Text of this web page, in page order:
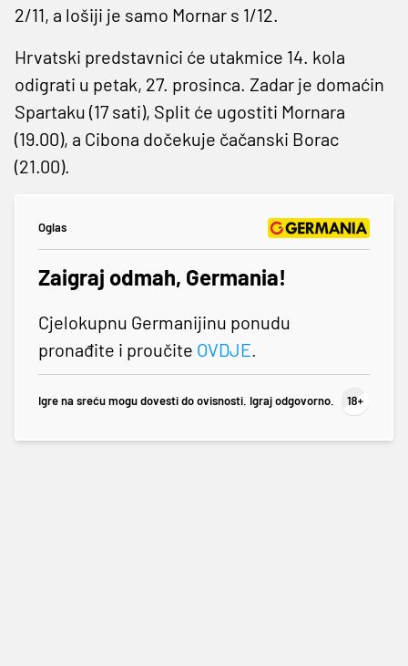
2/11, a lošiji je samo Mornar s 1/12.
Hrvatski predstavnici će utakmice 14. kola
odigrati u petak, 27. prosinca. Zadar je domaćin
Spartaku (17 sati), Split će ugostiti Mornara
(19.00), a Cibona dočekuje čačanski Borac
(21.00).
Oglas
Zaigraj odmah, Germania!
Cjelokupnu Germanijinu ponudu
pronađite i proučite OVDJE.
Igre na sreću mogu dovesti do ovisnosti. Igraj odgovorno.